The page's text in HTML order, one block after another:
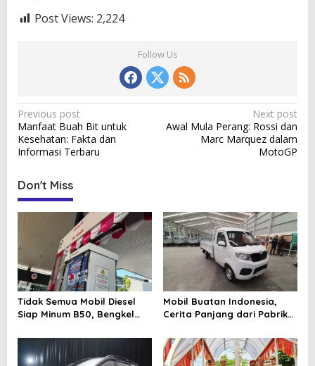
Post Views: 2,224
Follow Us
P
o
s
t
n
a
i
g
a
t
i
o
Previous post
Manfaat Buah Bit untuk
Kesehatan: Fakta dan
Informasi Terbaru
Next post
Awal Mula Perang: Rossi dan
Marc Marquez dalam
MotoGP
Don't Miss
Tidak Semua Mobil Diesel
Siap Minum B50, Bengkel
Mobil Buatan Indonesia,
Cerita Panjang dari Pabrik
Kendaraan Nasional